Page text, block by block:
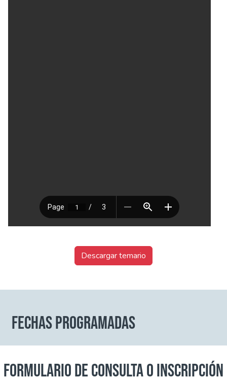
Descargar temario
FECHAS PROGRAMADAS
FORMULARIO DE CONSULTA O INSCRIPCIÓN